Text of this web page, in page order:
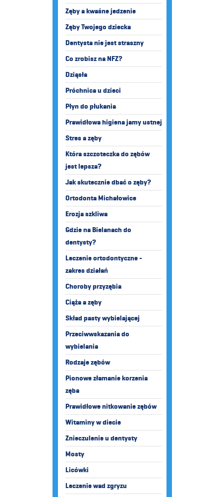
Zęby a kwaśne jedzenie
Zęby Twojego dziecka
Dentysta nie jest straszny
Co zrobisz na NFZ?
Dziąsła
Próchnica u dzieci
Płyn do płukania
Prawidłowa higiena jamy ustnej
Stres a zęby
Która szczoteczka do zębów
jest lepsza?
Jak skutecznie dbać o zęby?
Ortodonta Michałowice
Erozja szkliwa
Gdzie na Bielanach do
dentysty?
Leczenie ortodontyczne -
zakres działań
Choroby przyzębia
Ciąża a zęby
Skład pasty wybielającej
Przeciwwskazania do
wybielania
Rodzaje zębów
Pionowe złamanie korzenia
zęba
Prawidłowe nitkowanie zębów
Witaminy w diecie
Znieczulenie u dentysty
Mosty
Licówki
Leczenie wad zgryzu